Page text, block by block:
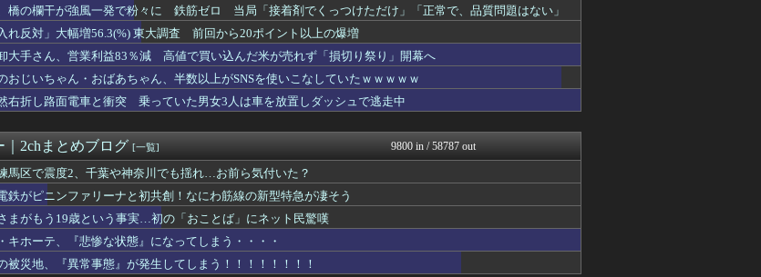
と確信した某映画評論家、「上級公務員試験に合格とは書...
U-1 NEWS.
ーで車検を頼んだら担当整備士が「グエン」さんだっ...
政経ワロスまとめニュース♪
いい、との報道に何度も向き合ってきました。悔しくても...
もえるあじあ(･∀･)
たｗｗｗｗｗｗｗｗｗｗｗｗｗｗｗ
アルファルファモザイク＠ネ...
絶対ダメ～！ セルフスタンドで後を絶たない「誤給油...
日本第一！ニュース録
も該当か 韓国サッカー協会、外国人審判に性接待疑...
反日愚国 恨寓瘻
キーボード900台･マウス100台無料でプレゼン...
理想ちゃんねる
時期が悪い」って言ってないか？
かせまと！
せず「人殺しの汚い足で広島の土を踏むな！」→広島県民...
部を強打しCT検査→70代医師「問題ないです」→他...
合流めぐり食い違い・・・立憲執行部「中道と公明が立憲...
とりのまるやき（保守）
として貰う
ふぇー速
りの女子中学生にラリアットして逮捕されるｗｗｗｗｗ...
上げを日本に定着させる」 →国家公務員月給3.51...
オレ的ゲーム速報＠刃
優待」で生活してガンになる人生・・・
、橋の欄干が強風一発で粉々に 鉄筋ゼロ 当局「接着剤でくっつけただけ」「正常で、品質問題はない」
れ反対」大幅増56.3(%) 東大調査 前回から20ポイント以上の爆増
大手さん、営業利益83％減 高値で買い込んだ米が売れず「損切り祭り」開幕へ
おじいちゃん・おばあちゃん、半数以上がSNSを使いこなしていたｗｗｗｗｗ
右折し路面電車と衝突 乗っていた男女3人は車を放置しダッシュで逃走中
2chまとめブログ [一覧] 9800 in / 58787 out
馬区で震度2、千葉や神奈川でも揺れ…お前ら気付いた？
鉄がピニンファリーナと初共創！なにわ筋線の新型特急が凄そう
まがもう19歳という事実…初の「おことば」にネット民驚嘆
キホーテ、『悲惨な状態』になってしまう・・・・
被災地、『異常事態』が発生してしまう！！！！！！！！